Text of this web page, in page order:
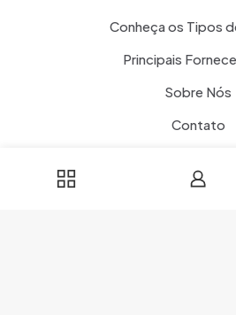
Conheça os Tipos
Principais
Sobre Nós
Contato
Associado